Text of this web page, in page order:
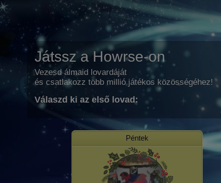
Játssz a Howrse-on
Vezesd álmaid lovardáját
és csatlakozz több millió játékos közösségéhez!
Válaszd ki az első lovad:
Péntek